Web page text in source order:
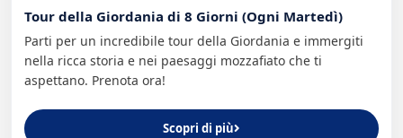
Tour della Giordania di 8 Giorni (Ogni Martedì)
Parti per un incredibile tour della Giordania e immergiti
nella ricca storia e nei paesaggi mozzafiato che ti
aspettano. Prenota ora!
Scopri di più